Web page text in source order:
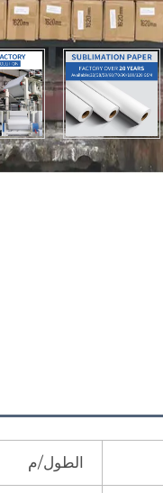
الطول/م